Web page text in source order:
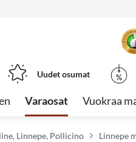
Uudet osumat
Varaosat Vuokraa
Linnepe, Pollicino Linnepe